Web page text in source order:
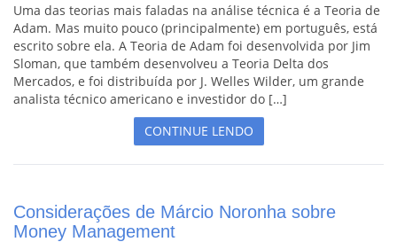
Uma das teorias mais faladas na análise técnica é a Teoria de
Adam. Mas muito pouco (principalmente) em português, está
escrito sobre ela. A Teoria de Adam foi desenvolvida por Jim
Sloman, que também desenvolveu a Teoria Delta dos
Mercados, e foi distribuída por J. Welles Wilder, um grande
analista técnico americano e investidor do […]
CONTINUE LENDO
Considerações de Márcio Noronha sobre
Money Management